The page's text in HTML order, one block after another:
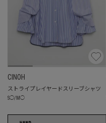
CINOH
ストライプレイヤードスリーブシャツ
S◯/ M ◯